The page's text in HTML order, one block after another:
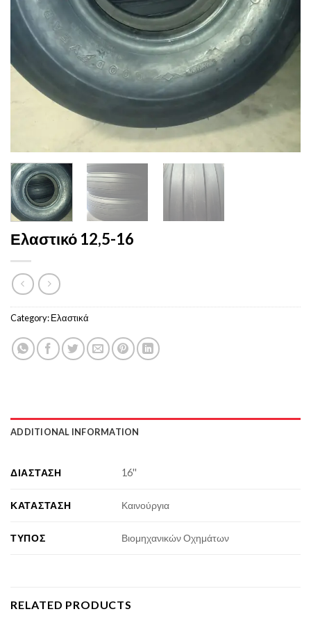
Ελαστικό 12,5-16
Category:Ελαστικά
ADDITIONAL INFORMATION
ΔΙΆΣΤΑΣΗ 16''
ΚΑΤΆΣΤΑΣΗ Καινούργια
ΤΎΠΟΣ Βιομηχανικών Οχημάτων
RELATED PRODUCTS